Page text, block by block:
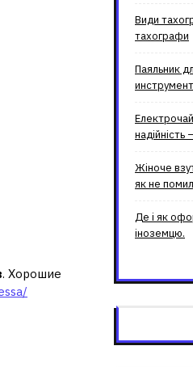
. Хорошие
Види
тахографи
Паяльник
инструмент
надійність
Жіноче
як не
Де і як
іноземцю.